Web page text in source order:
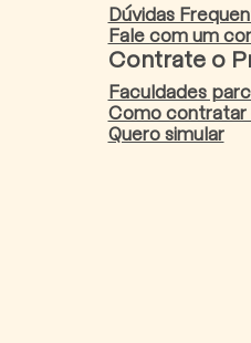
Dúvidas
Fale com um
Contrate o
Faculdades
Como contratar
Quero simular